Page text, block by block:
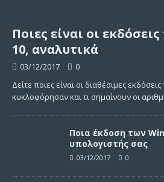
Ποιες είναι οι
10, αναλυτικά
03/12/2017
0
Δείτε ποιες είναι οι διαθέσιμες
κυκλοφόρησαν και τι σημαίνουν οι
Ποια έκδοση των
υπολογιστής σας
03/12/2017 0